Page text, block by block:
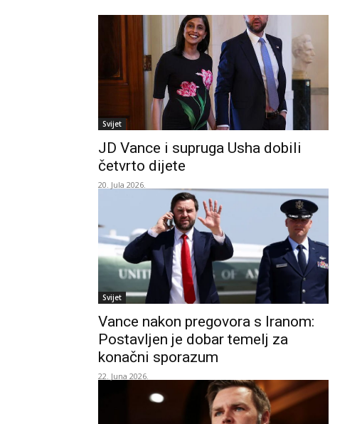
Svijet
JD Vance i supruga Usha dobili
četvrto dijete
20. Jula 2026.
Svijet
Vance nakon pregovora s Iranom:
Postavljen je dobar temelj za
konačni sporazum
22. Juna 2026.